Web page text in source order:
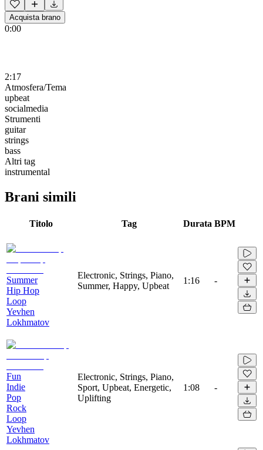
Acquista brano
0:00
2:17
Atmosfera/Tema
upbeat
socialmedia
Strumenti
guitar
strings
bass
Altri tag
instrumental
Brani simili
Titolo Tag Durata BPM
Summer
Hip Hop
Loop
Yevhen
Lokhmatov
Electronic, Strings, Piano,
Summer, Happy, Upbeat
1:16 -
Fun
Indie
Pop
Rock
Loop
Yevhen
Lokhmatov
Electronic, Strings, Piano,
Sport, Upbeat, Energetic,
Uplifting
1:08 -